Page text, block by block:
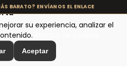
> Textil Decoración
su experiencia, analizar el
Aceptar